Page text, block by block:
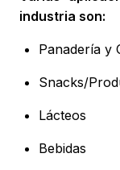
industria son:
Panadería y
Snacks/
Lácteos
Bebidas